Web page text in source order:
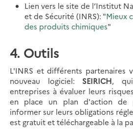
Lien vers le site de l’Institut
et de Sécurité (INRS): "Mieux
des produits chimiques"
4. Outils
L'INRS et différents partenaires
nouveau logiciel: SEIRICH,
entreprises à évaluer leurs
en place un plan d'action de
informer sur leurs obligations
est gratuit et téléchargeable à la